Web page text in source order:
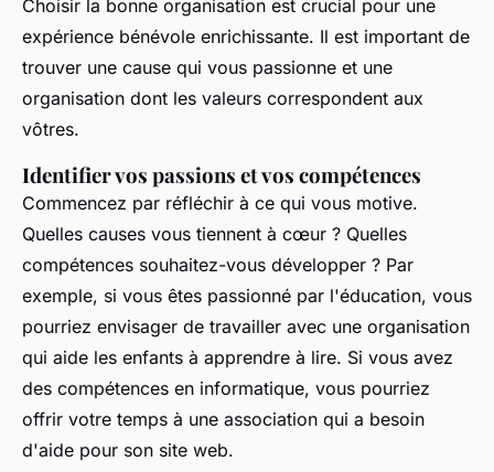
Choisir la bonne organisation est crucial pour une
expérience bénévole enrichissante. Il est important de
trouver une cause qui vous passionne et une
organisation dont les valeurs correspondent aux
vôtres.
Identifier vos passions et vos compétences
Commencez par réfléchir à ce qui vous motive.
Quelles causes vous tiennent à cœur ? Quelles
compétences souhaitez-vous développer ? Par
exemple, si vous êtes passionné par l'éducation, vous
pourriez envisager de travailler avec une organisation
qui aide les enfants à apprendre à lire. Si vous avez
des compétences en informatique, vous pourriez
offrir votre temps à une association qui a besoin
d'aide pour son site web.